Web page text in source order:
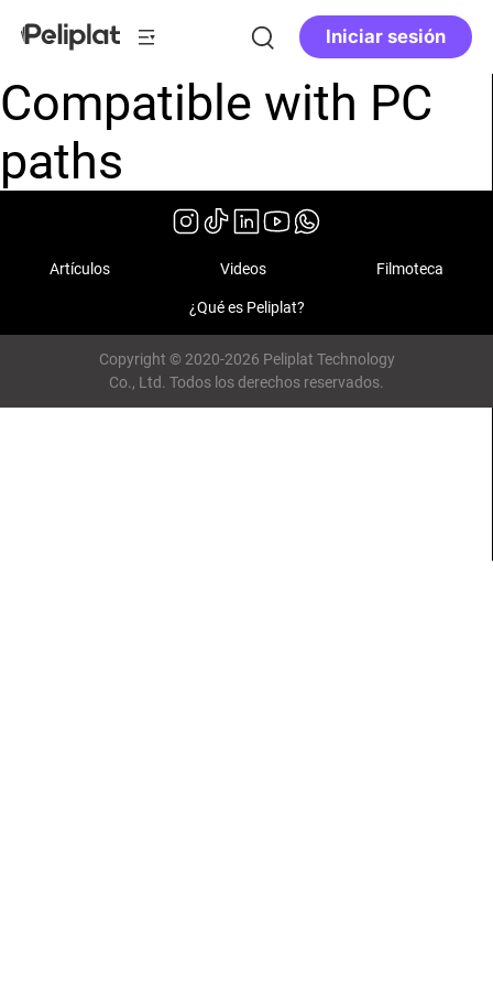
Iniciar sesión
Compatible with PC
paths
Artículos Videos Filmoteca
¿Qué es Peliplat?
Copyright © 2020-2026 Peliplat Technology
Co., Ltd. Todos los derechos reservados.